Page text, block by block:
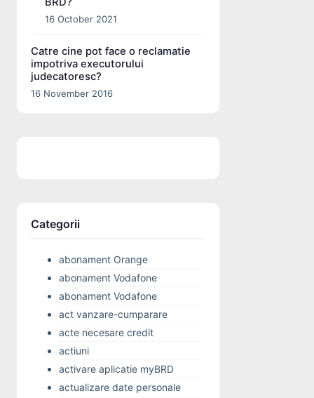
16 October 2021
Catre cine pot face o reclamatie
impotriva executorului
judecatoresc?
16 November 2016
Categorii
abonament Orange
abonament Vodafone
abonament Vodafone
act vanzare-cumparare
acte necesare credit
actiuni
activare aplicatie myBRD
actualizare date personale